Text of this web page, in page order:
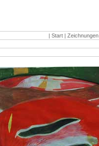
| Start | Zeichnungen